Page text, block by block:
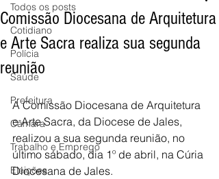
Todos os posts
Cotidiano
Polícia
Saúde
Prefeitura
Câmara
Trabalho e Emprego
Eleições
Comissão Diocesana de Arquitetura
e Arte Sacra realiza sua segunda
reunião
A Comissão Diocesana de Arquitetura
e Arte Sacra, da Diocese de Jales,
realizou a sua segunda reunião, no
último sábado, dia 1º de abril, na Cúria
Diocesana de Jales.